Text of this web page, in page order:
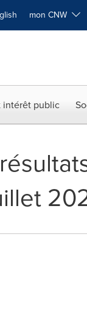
mon CNW
intérêt public